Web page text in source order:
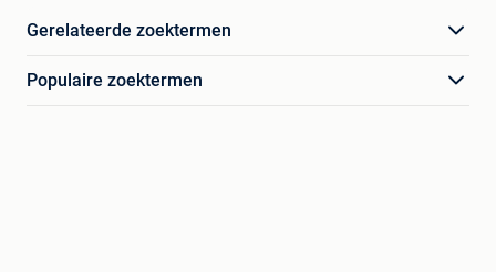
Gerelateerde zoektermen
Populaire zoektermen